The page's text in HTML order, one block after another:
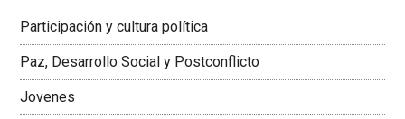
Colombiana
Participación y cultura política
Paz, Desarrollo Social y Postconflicto
Jovenes